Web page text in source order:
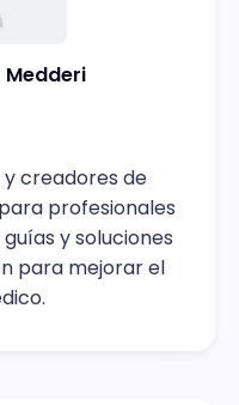
Medderi
creadores de
profesionales
y soluciones
para mejorar el